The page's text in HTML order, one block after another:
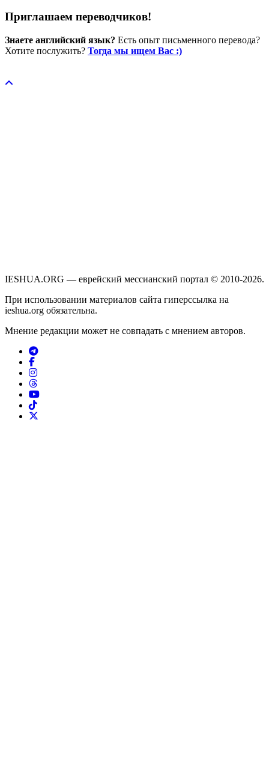
Приглашаем переводчиков!
Знаете английский язык? Есть опыт письменного перевода?
Хотите послужить? Тогда мы ищем Вас :)
IESHUA.ORG — еврейский мессианский портал © 2010-2026.
При использовании материалов сайта гиперссылка на
ieshua.org обязательна.
Мнение редакции может не совпадать с мнением авторов.